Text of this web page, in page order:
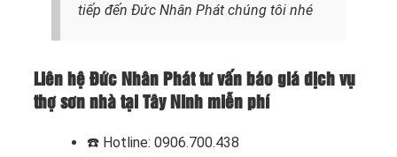
tiếp đến Đức Nhân Phát chúng tôi nhé
Liên hệ Đức Nhân Phát tư vấn báo giá dịch vụ
thợ sơn nhà tại Tây Ninh miễn phí
☎️ Hotline: 0906.700.438